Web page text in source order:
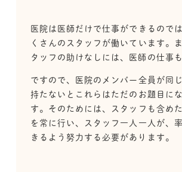
医院は医師だけで仕事ができるので
くさんのスタッフが働いています。
タッフの助けなしには、医師の仕事
ですので、医院のメンバー全員が同
持たないとこれらはただのお題目に
す。そのためには、スタッフも含め
を常に行い、スタッフ一人一人が、
きるよう努力する必要があります。